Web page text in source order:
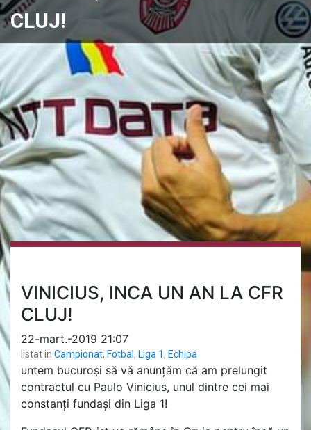
CLUJ!
VINICIUS, INCA UN AN LA CFR
CLUJ!
22-mart.-2019 21:07
listat in Campionat, Fotbal , Liga 1, Echipa
untem bucuroși să vă anunțăm că am prelungit
contractul cu Paulo Vinicius, unul dintre cei mai
constanți fundași din Liga 1!